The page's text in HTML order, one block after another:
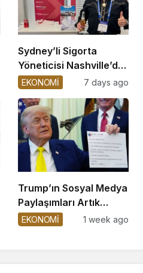
Sydney’li Sigorta
Yöneticisi Nashville’de
Hayatını Kaybetti
EKONOMİ 7 days ago
Trump’ın Sosyal Medya
Paylaşımları Artık
Satışta!
EKONOMİ 1 week ago